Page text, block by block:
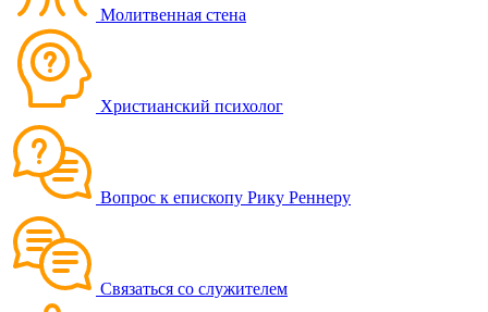
Молитвенная стена
Христианский психолог
Вопрос к епископу Рику Реннеру
Связаться со служителем